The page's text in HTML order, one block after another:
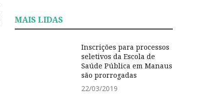
MAIS LIDAS
Inscrições para processos
seletivos da Escola de
Saúde Pública em Manaus
são prorrogadas
22/03/2019